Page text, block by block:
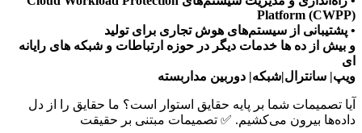
Platform (CWPP)
• پشتیبانی از سیستم‌های هوش تجاری برای تولید
و بیش از ده ها خدمات دیگر در حوزه ارتباطات و شبکه های رایانه
ای
ویپ| سانترال|شبکه| دوربین مداربسته
آیا تصمیمات شما بر پایه حقایق استوار است؟ ما حقایق را از دل
داده‌ها بیرون می‌کشیم. ✅ تصمیمات مبتنی بر حقیقت